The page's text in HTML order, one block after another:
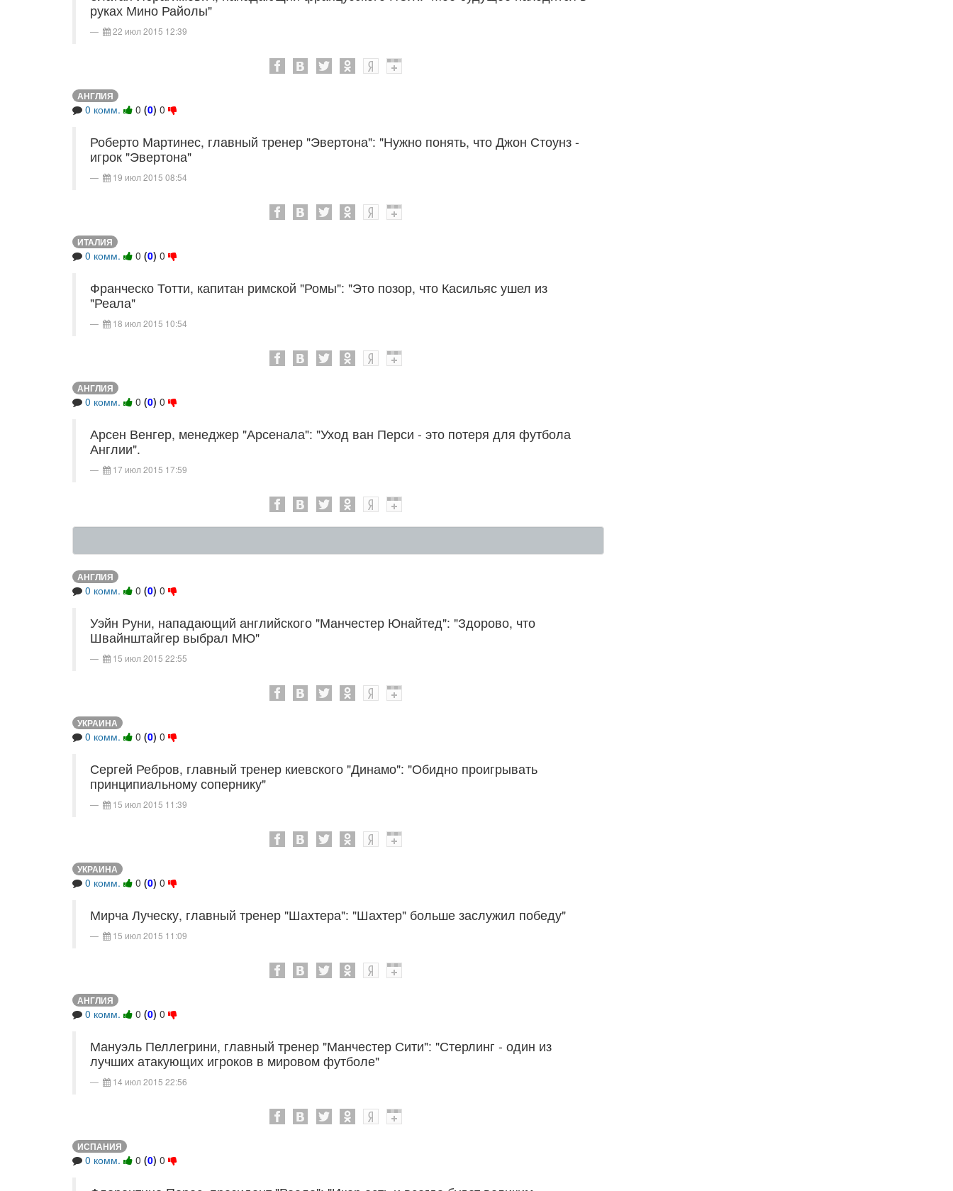
руках Мино Райолы"
22 июл 2015 12:39
АНГЛИЯ
0 комм. 0 (0) 0
Роберто Мартинес, главный тренер "Эвертона": "Нужно понять, что Джон Стоунз -
игрок "Эвертона"
19 июл 2015 08:54
ИТАЛИЯ
0 комм. 0 (0) 0
Франческо Тотти, капитан римской "Ромы": "Это позор, что Касильяс ушел из
"Реала"
18 июл 2015 10:54
АНГЛИЯ
0 комм. 0 (0) 0
Арсен Венгер, менеджер "Арсенала": "Уход ван Перси - это потеря для футбола
Англии".
17 июл 2015 17:59
АНГЛИЯ
0 комм. 0 (0) 0
Уэйн Руни, нападающий английского "Манчестер Юнайтед": "Здорово, что
Швайнштайгер выбрал МЮ"
15 июл 2015 22:55
УКРАИНА
0 комм. 0 (0) 0
Сергей Ребров, главный тренер киевского "Динамо": "Обидно проигрывать
принципиальному сопернику"
15 июл 2015 11:39
УКРАИНА
0 комм. 0 (0) 0
Мирча Луческу, главный тренер "Шахтера": "Шахтер" больше заслужил победу"
15 июл 2015 11:09
АНГЛИЯ
0 комм. 0 (0) 0
Мануэль Пеллегрини, главный тренер "Манчестер Сити": "Стерлинг - один из
лучших атакующих игроков в мировом футболе"
14 июл 2015 22:56
ИСПАНИЯ
0 комм. 0 (0) 0